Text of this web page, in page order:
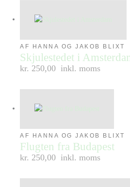
AF HANNA OG JAKOB BLIXT
Skjulestedet i
kr. 250,00 inkl. moms
AF HANNA OG JAKOB BLIXT
Flugten fra Budapest
kr. 250,00 inkl. moms